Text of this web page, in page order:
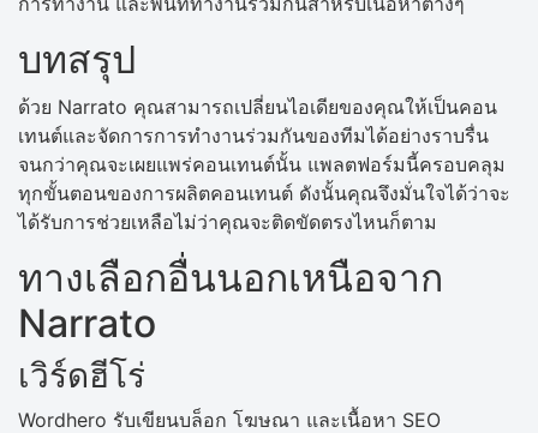
บทสรุป
ด้วย Narrato คุณสามารถเปลี่ยนไอเดียของคุณให้เป็นคอน
เทนต์และจัดการการทำงานร่วมกันของทีมได้อย่างราบรื่น
จนกว่าคุณจะเผยแพร่คอนเทนต์นั้น แพลตฟอร์มนี้ครอบคลุม
ทุกขั้นตอนของการผลิตคอนเทนต์ ดังนั้นคุณจึงมั่นใจได้ว่าจะ
ได้รับการช่วยเหลือไม่ว่าคุณจะติดขัดตรงไหนก็ตาม
ทางเลือกอื่นนอกเหนือจาก
Narrato
เวิร์ดฮีโร่
Wordhero รับเขียนบล็อก โฆษณา และเนื้อหา SEO